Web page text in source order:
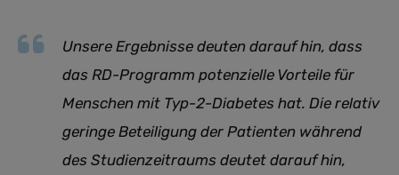
Unsere Ergebnisse deuten darauf hin, dass
das RD-Programm potenzielle Vorteile für
Menschen mit Typ-2-Diabetes hat. Die relativ
geringe Beteiligung der Patienten während
des Studienzeitraums deutet darauf hin,